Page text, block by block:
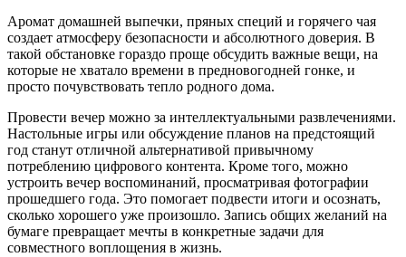
Аромат домашней выпечки, пряных специй и горячего чая
создает атмосферу безопасности и абсолютного доверия. В
такой обстановке гораздо проще обсудить важные вещи, на
которые не хватало времени в предновогодней гонке, и
просто почувствовать тепло родного дома.
Провести вечер можно за интеллектуальными развлечениями.
Настольные игры или обсуждение планов на предстоящий
год станут отличной альтернативой привычному
потреблению цифрового контента. Кроме того, можно
устроить вечер воспоминаний, просматривая фотографии
прошедшего года. Это помогает подвести итоги и осознать,
сколько хорошего уже произошло. Запись общих желаний на
бумаге превращает мечты в конкретные задачи для
совместного воплощения в жизнь.